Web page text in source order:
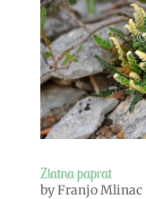
Zlatna paprat
byFranjo Mlinac|